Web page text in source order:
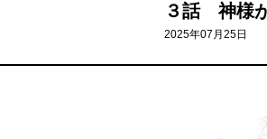
３話 神様
2025年07月25日